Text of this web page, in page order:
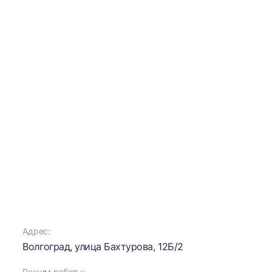
Адрес:
Волгоград, улица Бахтурова, 12Б/2